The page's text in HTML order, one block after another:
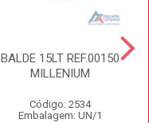
BALDE 15LT REF.00150
MILLENIUM
Código: 2534
Embalagem: UN/1